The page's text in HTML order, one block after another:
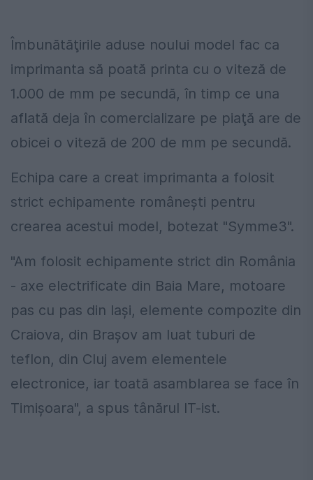
Îmbunătăţirile aduse noului model fac ca
imprimanta să poată printa cu o viteză de
1.000 de mm pe secundă, în timp ce una
aflată deja în comercializare pe piaţă are de
obicei o viteză de 200 de mm pe secundă.
Echipa care a creat imprimanta a folosit
strict echipamente româneşti pentru
crearea acestui model, botezat "Symme3".
"Am folosit echipamente strict din România
- axe electrificate din Baia Mare, motoare
pas cu pas din Iaşi, elemente compozite din
Craiova, din Braşov am luat tuburi de
teflon, din Cluj avem elementele
electronice, iar toată asamblarea se face în
Timişoara", a spus tânărul IT-ist.